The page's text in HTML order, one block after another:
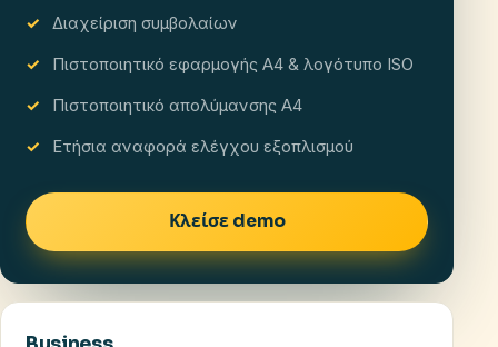
Διαχείριση συμβολαίων
Πιστοποιητικό εφαρμογής A4 & λογότυπο ISO
Πιστοποιητικό απολύμανσης A4
Ετήσια αναφορά ελέγχου εξοπλισμού
Κλείσε demo